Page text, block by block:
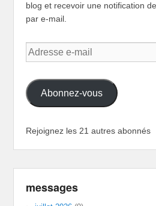
blog et recevoir une notification
par e-mail.
Adresse
e-
Abonnez-vous
Rejoignez les 21 autres abonnés
messages